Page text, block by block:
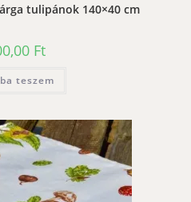
tulipánok 140×40 cm
Ft
teszem